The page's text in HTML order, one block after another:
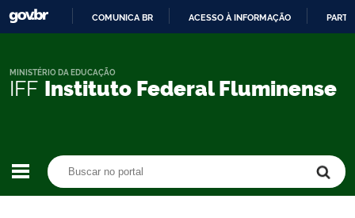
CONTEÚDO
COMUNICA BR ACESSO À INFORMAÇÃO
IFF Instituto Federal Fluminense
MINISTÉRIO DA EDUCAÇÃO